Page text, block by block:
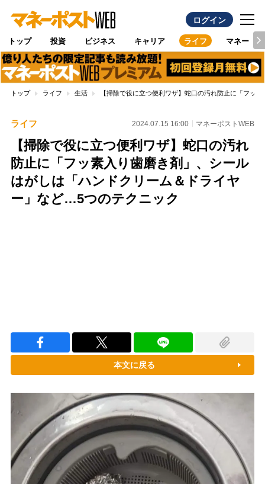
ログイン
トップ 投資 ビジネス キャリア ライフ マネー
トップ ライフ 生活 【掃除で役に立つ便利ワザ】蛇口の汚れ防止に「フッ
ライフ 2024.07.15 16:00 マネーポストWEB
【掃除で役に立つ便利ワザ】蛇口の汚れ
防止に「フッ素入り歯磨き剤」、シール
はがしは「ハンドクリーム＆ドライヤ
ー」など…5つのテクニック
本文に戻る